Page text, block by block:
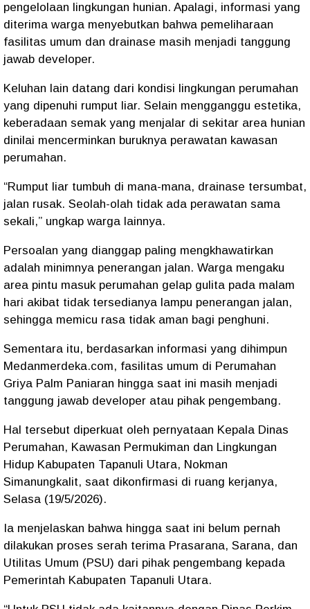
pengelolaan lingkungan hunian. Apalagi, informasi yang
diterima warga menyebutkan bahwa pemeliharaan
fasilitas umum dan drainase masih menjadi tanggung
jawab developer.
Keluhan lain datang dari kondisi lingkungan perumahan
yang dipenuhi rumput liar. Selain mengganggu estetika,
keberadaan semak yang menjalar di sekitar area hunian
dinilai mencerminkan buruknya perawatan kawasan
perumahan.
“Rumput liar tumbuh di mana-mana, drainase tersumbat,
jalan rusak. Seolah-olah tidak ada perawatan sama
sekali,” ungkap warga lainnya.
Persoalan yang dianggap paling mengkhawatirkan
adalah minimnya penerangan jalan. Warga mengaku
area pintu masuk perumahan gelap gulita pada malam
hari akibat tidak tersedianya lampu penerangan jalan,
sehingga memicu rasa tidak aman bagi penghuni.
Sementara itu, berdasarkan informasi yang dihimpun
Medanmerdeka.com, fasilitas umum di Perumahan
Griya Palm Paniaran hingga saat ini masih menjadi
tanggung jawab developer atau pihak pengembang.
Hal tersebut diperkuat oleh pernyataan Kepala Dinas
Perumahan, Kawasan Permukiman dan Lingkungan
Hidup Kabupaten Tapanuli Utara, Nokman
Simanungkalit, saat dikonfirmasi di ruang kerjanya,
Selasa (19/5/2026).
Ia menjelaskan bahwa hingga saat ini belum pernah
dilakukan proses serah terima Prasarana, Sarana, dan
Utilitas Umum (PSU) dari pihak pengembang kepada
Pemerintah Kabupaten Tapanuli Utara.